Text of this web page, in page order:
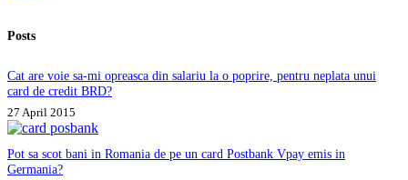
Posts
Cat are voie sa-mi opreasca din salariu la o poprire, pentru neplata unui
card de credit BRD?
27 April 2015
Pot sa scot bani in Romania de pe un card Postbank Vpay emis in
Germania?